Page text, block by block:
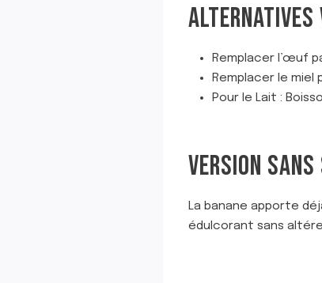
Remplacer l’œuf
Remplacer le miel
Pour le Lait :
VERSION
La banane apporte
édulcorant sans